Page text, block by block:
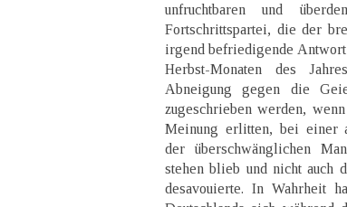
unfruchtbaren und
Fortschrittspartei, die der
irgend befriedigende Antwort
Herbst-Monaten des
Abneigung gegen die
zugeschrieben werden,
Meinung erlitten, bei einer
der überschwänglichen
stehen blieb und nicht auch
desavouierte. In Wahrheit